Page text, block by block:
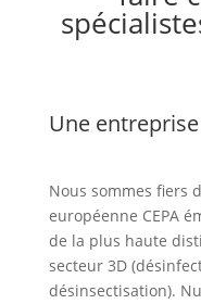
Une
Nous sommes fiers
européenne CEPA
de la plus haute
secteur 3D
désinsectisation).